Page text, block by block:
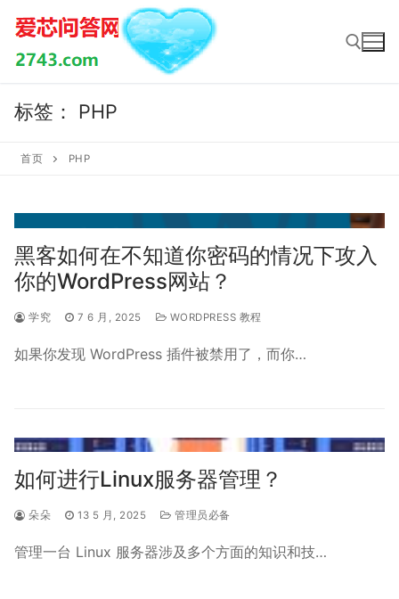
Skip
content
标签： PHP
首页 PHP
黑客如何在不知道你密码的情况下攻入
你的WordPress网站？
学究 7 6 月, 2025 WORDPRESS 教程
如果你发现 WordPress 插件被禁用了，而你…
如何进行Linux服务器管理？
朵朵 13 5 月, 2025 管理员必备
管理一台 Linux 服务器涉及多个方面的知识和技…